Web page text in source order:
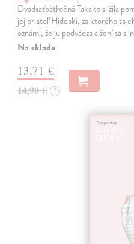
Dvadsaťpäťročná Takako si žila
jej priateľ Hideaki, za ktorého sa
oznámi, že ju podvádza a žení sa s
Na sklade
13,71 €
14,90 € ?